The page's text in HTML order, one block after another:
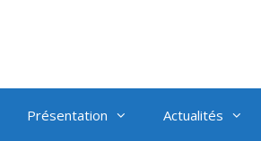
Présentation Actualités